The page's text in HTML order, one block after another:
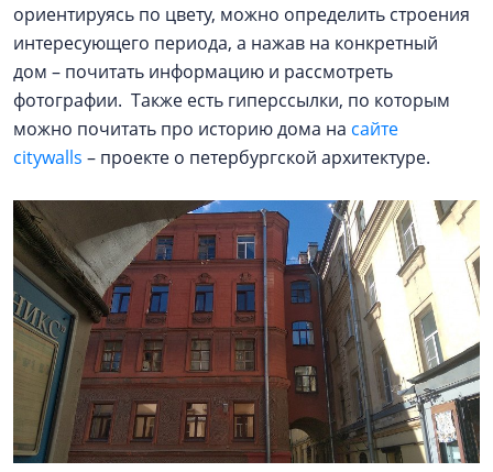
ориентируясь по цвету, можно определить строения
интересующего периода, а нажав на конкретный
дом – почитать информацию и рассмотреть
фотографии. Также есть гиперссылки, по которым
можно почитать про историю дома на сайте
citywalls – проекте о петербургской архитектуре.